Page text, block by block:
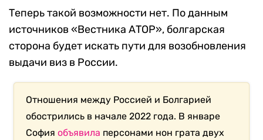
Теперь такой возможности нет. По данным
источников «Вестника АТОР», болгарская
сторона будет искать пути для возобновления
выдачи виз в России.
Отношения между Россией и Болгарией
обострились в начале 2022 года. В январе
Софияобъявила персонами нон грата двух